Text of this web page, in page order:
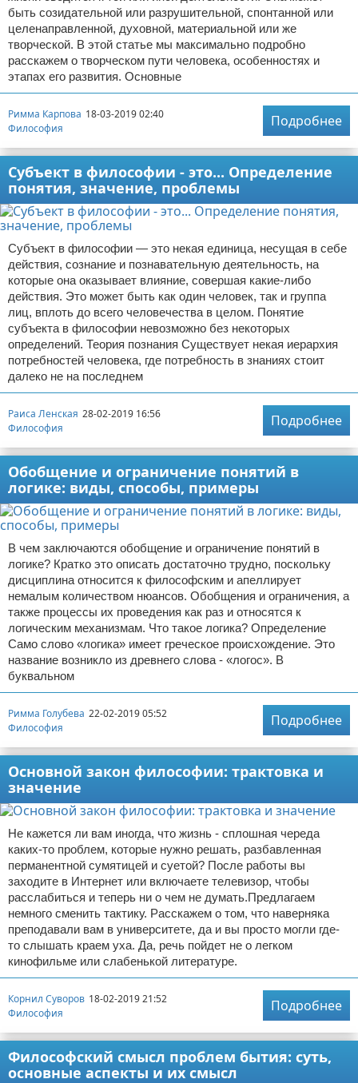
быть созидательной или разрушительной, спонтанной или
целенаправленной, духовной, материальной или же
творческой. В этой статье мы максимально подробно
расскажем о творческом пути человека, особенностях и
этапах его развития. Основные
Римма Карпова 18-03-2019 02:40
Философия
Подробнее
Субъект в философии - это... Определение
понятия, значение, проблемы
Субъект в философии — это некая единица, несущая в себе
действия, сознание и познавательную деятельность, на
которые она оказывает влияние, совершая какие-либо
действия. Это может быть как один человек, так и группа
лиц, вплоть до всего человечества в целом. Понятие
субъекта в философии невозможно без некоторых
определений. Теория познания Существует некая иерархия
потребностей человека, где потребность в знаниях стоит
далеко не на последнем
Раиса Ленская 28-02-2019 16:56
Философия
Подробнее
Обобщение и ограничение понятий в
логике: виды, способы, примеры
В чем заключаются обобщение и ограничение понятий в
логике? Кратко это описать достаточно трудно, поскольку
дисциплина относится к философским и апеллирует
немалым количеством нюансов. Обобщения и ограничения, а
также процессы их проведения как раз и относятся к
логическим механизмам. Что такое логика? Определение
Само слово «логика» имеет греческое происхождение. Это
название возникло из древнего слова - «логос». В
буквальном
Римма Голубева 22-02-2019 05:52
Философия
Подробнее
Основной закон философии: трактовка и
значение
Не кажется ли вам иногда, что жизнь - сплошная череда
каких-то проблем, которые нужно решать, разбавленная
перманентной сумятицей и суетой? После работы вы
заходите в Интернет или включаете телевизор, чтобы
расслабиться и теперь ни о чем не думать.Предлагаем
немного сменить тактику. Расскажем о том, что наверняка
преподавали вам в университете, да и вы просто могли где-
то слышать краем уха. Да, речь пойдет не о легком
кинофильме или слабенькой литературе.
Корнил Суворов 18-02-2019 21:52
Философия
Подробнее
Философский смысл проблем бытия: суть,
основные аспекты и их смысл